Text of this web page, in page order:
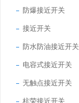
防爆接近开关
接近开关
防水防油接近开关
电容式接近开关
无触点接近开关
杭荣接近开关